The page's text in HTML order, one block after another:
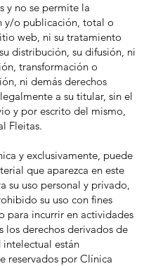
y no se permite la
y/o publicación, total o
web, ni su tratamiento
distribución, su difusión, ni
transformación o
ni demás derechos
a su titular, sin el
y por escrito del mismo,
Fleitas.
y exclusivamente, puede
que aparezca en este
su uso personal y privado,
su uso con fines
para incurrir en actividades
los derechos derivados de
están
reservados por Clínica